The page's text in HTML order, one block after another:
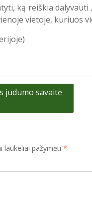
ką reiškia
vietoje, kuriuos
judumo savaitė
laukeliai pažymėti *